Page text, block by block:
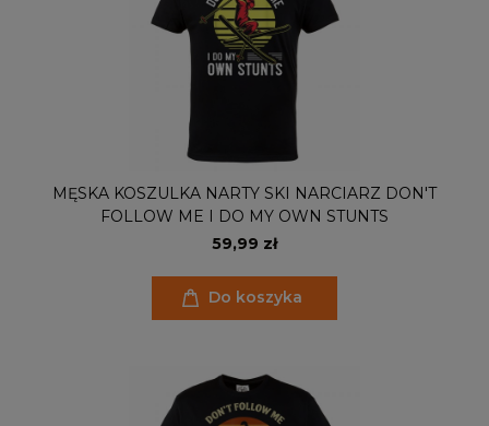
MĘSKA KOSZULKA NARTY SKI NARCIARZ DON'T
FOLLOW ME I DO MY OWN STUNTS
59,99 zł
Do koszyka